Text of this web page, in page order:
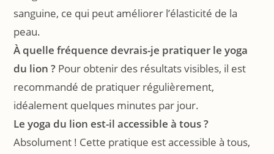
sanguine, ce qui peut améliorer l’élasticité de la
peau.
À quelle fréquence devrais-je pratiquer le yoga
du lion ? Pour obtenir des résultats visibles, il est
recommandé de pratiquer régulièrement,
idéalement quelques minutes par jour.
Le yoga du lion est-il accessible à tous ?
Absolument ! Cette pratique est accessible à tous,